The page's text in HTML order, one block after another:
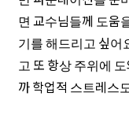
면 교수님들께 도움
기를 해드리고 싶어
고 또 항상 주위에
까 학업적 스트레스